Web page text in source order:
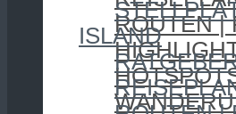
ROUTEN |
ISLAND